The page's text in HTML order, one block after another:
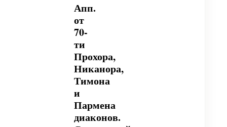
Апп.
от
70-
ти
Прохора,
Никанора,
Тимона
и
Пармена
диаконов.